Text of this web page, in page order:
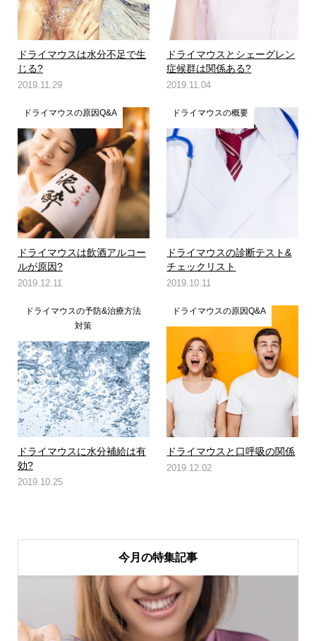
ドライマウスは水分不足で生
じる?
2019.11.29
ドライマウスとシェーグレン
症候群は関係ある?
2019.11.04
ドライマウスの原因Q&A
ドライマウスは飲酒アルコー
ルが原因?
2019.12.11
ドライマウスの概要
ドライマウスの診断テスト&
チェックリスト
2019.10.11
ドライマウスの予防&治療方法
対策
ドライマウスに水分補給は有
効?
2019.10.25
ドライマウスの原因Q&A
ドライマウスと口呼吸の関係
2019.12.02
今月の特集記事